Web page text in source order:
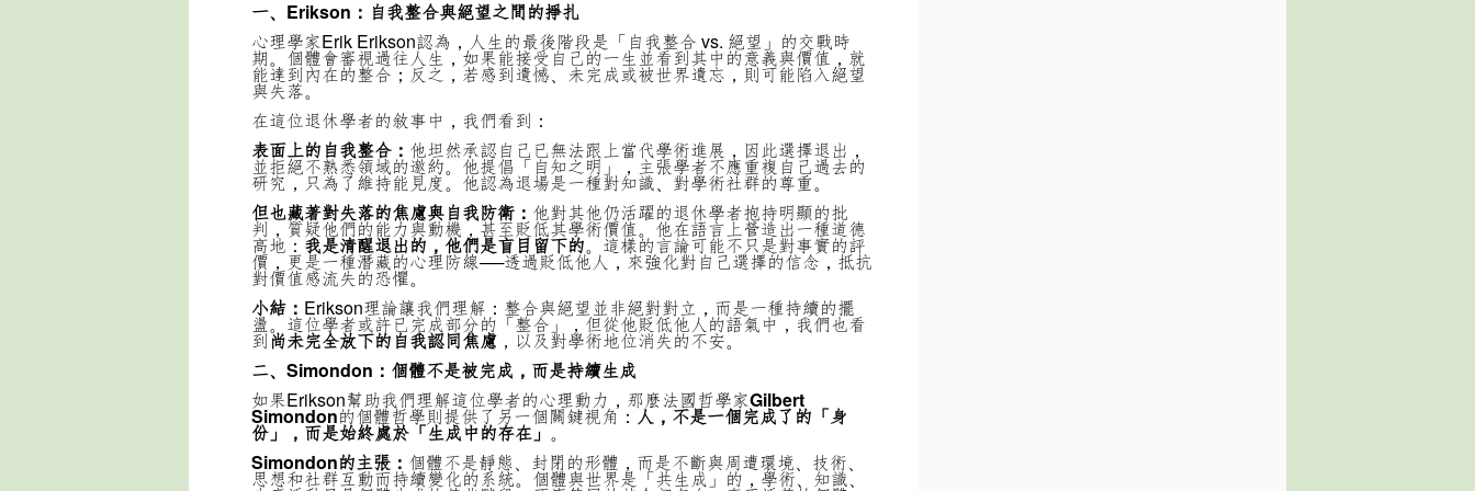
一、Erikson ：自我整合與絕望之間的掙扎
心理學家Erik Erikson認為，人生的最後階段是「自我整合 vs. 絕望」的交戰時
期。個體會審視過往人生，如果能接受自己的一生並看到其中的意義與價值，就
能達到內在的整合；反之，若感到遺憾、未完成或被世界遺忘，則可能陷入絕望
與失落。
在這位退休學者的敘事中，我們看到：
表面上的自我整合： 他坦然承認自己已無法跟上當代學術進展，因此選擇退出，
並拒絕不熟悉領域的邀約。他提倡「自知之明」，主張學者不應重複自己過去的
研究，只為了維持能見度。他認為退場是一種對知識、對學術社群的尊重。
但也藏著對失落的焦慮與自我防衛： 他對其他仍活躍的退休學者抱持明顯的批
判，質疑他們的能力與動機，甚至貶低其學術價值。他在語言上營造出一種道德
高地：我是清醒退出的，他們是盲目留下的。這樣的言論可能不只是對事實的評
價，更是一種潛藏的心理防線──透過貶低他人，來強化對自己選擇的信念，抵抗
對價值感流失的恐懼。
小結： Erikson理論讓我們理解：整合與絕望並非絕對對立，而是一種持續的擺
盪。這位學者或許已完成部分的「整合」，但從他貶低他人的語氣中，我們也看
到尚未完全放下的自我認同焦慮 ，以及對學術地位消失的不安。
二、Simondon ：個體不是被完成，而是持續生成
如果Erikson幫助我們理解這位學者的心理動力，那麼法國哲學家Gilbert
Simondon的個體哲學則提供了另一個關鍵視角： 人，不是一個完成了的「身
份」，而是始終處於「生成中的存在」。
Simondon的主張： 個體不是靜態、封閉的形體，而是不斷與周遭環境、技術、
思想和社群互動而持續變化的系統。個體與世界是「共生成」的，學術、知識、